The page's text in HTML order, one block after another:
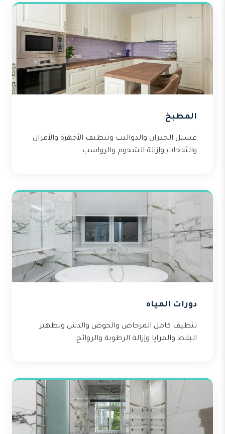
المطبخ
غسيل الجدران والدواليب وتنظيف الأجهزة والأفران
والثلاجات وإزالة الشحوم والرواسب.
دورات المياه
تنظيف كامل المرحاض والحوض والدش وتطهير
البلاط والمرايا وإزالة الرطوبة والروائح.